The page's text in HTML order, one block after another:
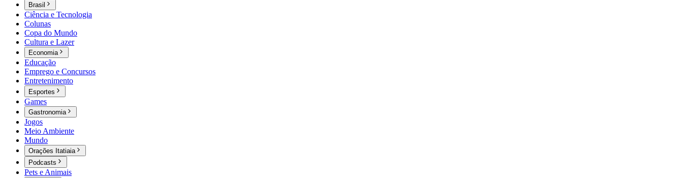
Brasil
Ciência e Tecnologia
Colunas
Copa do Mundo
Cultura e Lazer
Economia
Educação
Emprego e Concursos
Entretenimento
Esportes
Games
Gastronomia
Jogos
Meio Ambiente
Mundo
Orações Itatiaia
Podcasts
Pets e Animais